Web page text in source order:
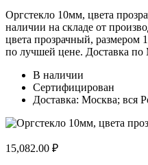
Оргстекло 10мм, цвета
наличии на складе от
цвета прозрачный, размером
по лучшей цене. Доставка по
В наличии
Сертифицирован
Доставка: Москва; вся
15,082.00 ₽